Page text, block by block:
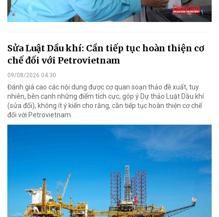
Sửa Luật Dầu khí: Cần tiếp tục hoàn thiện cơ
chế đối với Petrovietnam
09/08/2026 04:30
Đánh giá cao các nội dung được cơ quan soạn thảo đề xuất, tuy
nhiên, bên cạnh những điểm tích cực, góp ý Dự thảo Luật Dầu khí
(sửa đổi), không ít ý kiến cho rằng, cần tiếp tục hoàn thiện cơ chế
đối với Petrovietnam.